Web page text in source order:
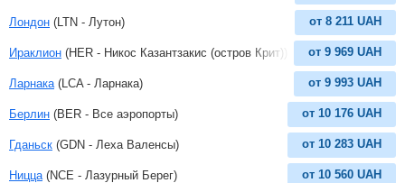
Лондон (LTN - Лутон) от 8 211 UAH
Ираклион (HER - Никос Казантзакис (остров Крит)) от 9 969 UAH
Ларнака (LCA - Ларнака) от 9 993 UAH
Берлин (BER - Все аэропорты) от 10 176 UAH
Гданьск (GDN - Леха Валенсы) от 10 283 UAH
Ницца (NCE - Лазурный Берег) от 10 560 UAH